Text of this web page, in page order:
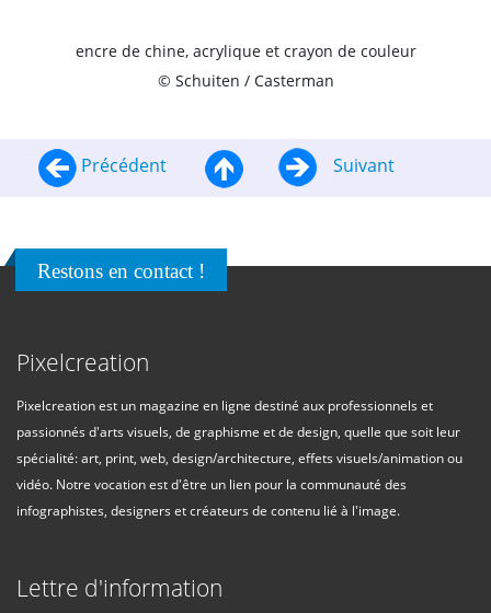
encre de chine, acrylique et crayon de couleur
© Schuiten / Casterman
Précédent Suivant
Restons en contact !
Pixelcreation
Pixelcreation est un magazine en ligne destiné aux professionnels et
passionnés d'arts visuels, de graphisme et de design, quelle que soit leur
spécialité: art, print, web, design/architecture, effets visuels/animation ou
vidéo. Notre vocation est d'être un lien pour la communauté des
infographistes, designers et créateurs de contenu lié à l'image.
Lettre d'information